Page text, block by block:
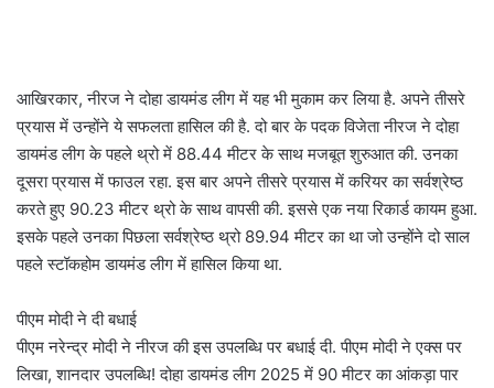
आखिरकार, नीरज ने दोहा डायमंड लीग में यह भी मुकाम कर लिया है. अपने तीसरे
प्रयास में उन्होंने ये सफलता हासिल की है. दो बार के पदक विजेता नीरज ने दोहा
डायमंड लीग के पहले थ्रो में 88.44 मीटर के साथ मजबूत शुरुआत की. उनका
दूसरा प्रयास में फाउल रहा. इस बार अपने तीसरे प्रयास में करियर का सर्वश्रेष्ठ
करते हुए 90.23 मीटर थ्रो के साथ वापसी की. इससे एक नया रिकार्ड कायम हुआ.
इसके पहले उनका पिछला सर्वश्रेष्ठ थ्रो 89.94 मीटर का था जो उन्होंने दो साल
पहले स्टॉकहोम डायमंड लीग में हासिल किया था.
पीएम मोदी ने दी बधाई
पीएम नरेन्द्र मोदी ने नीरज की इस उपलब्धि पर बधाई दी. पीएम मोदी ने एक्स पर
लिखा, शानदार उपलब्धि! दोहा डायमंड लीग 2025 में 90 मीटर का आंकड़ा पार